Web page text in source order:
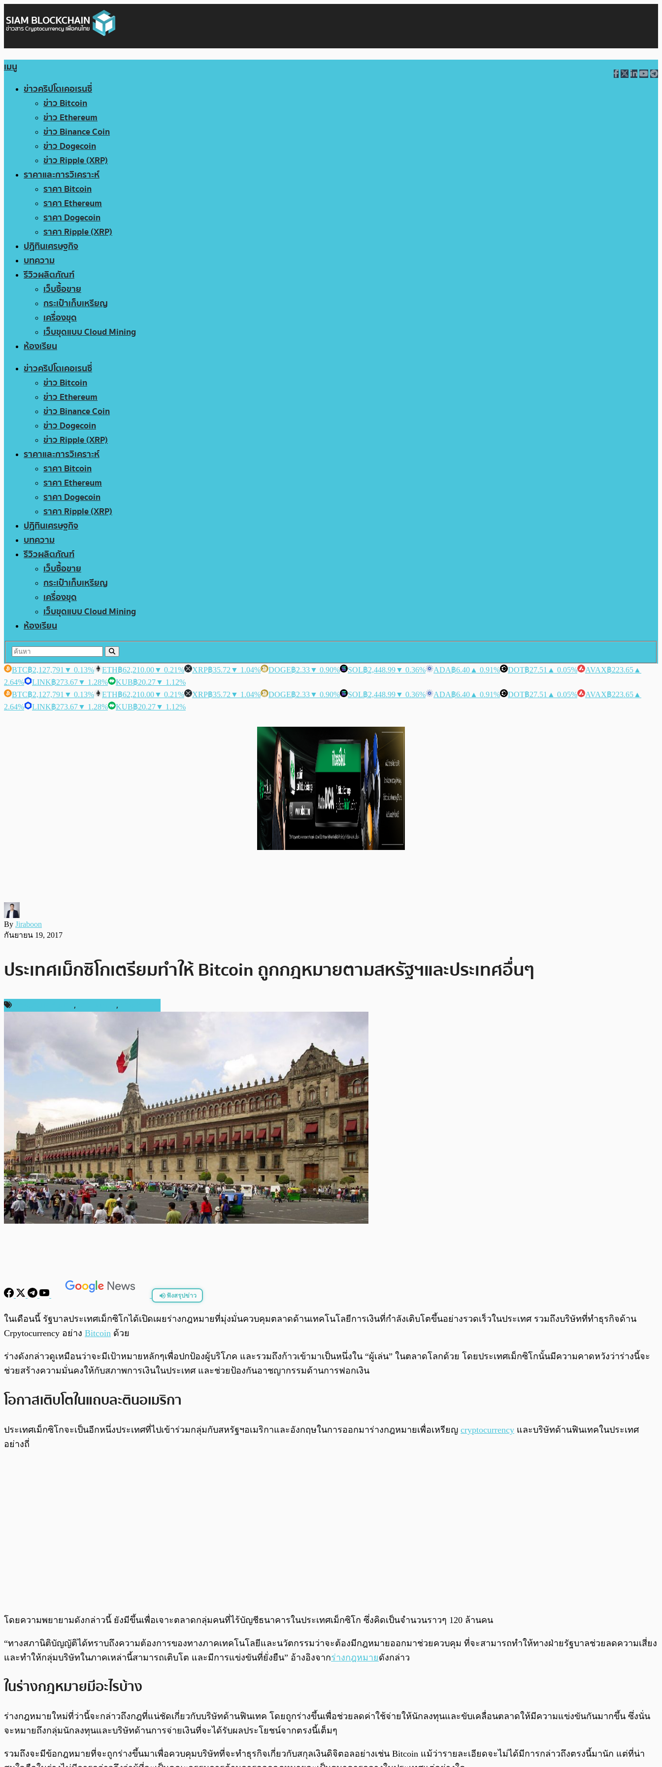
เมนู
ข่าวคริปโตเคอเรนซี่
ข่าว Bitcoin
ข่าว Ethereum
ข่าว Binance Coin
ข่าว Dogecoin
ข่าว Ripple (XRP)
ราคาและการวิเคราะห์
ราคา Bitcoin
ราคา Ethereum
ราคา Dogecoin
ราคา Ripple (XRP)
ปฏิทินเศรษฐกิจ
บทความ
รีวิวผลิตภัณฑ์
เว็บซื้อขาย
กระเป๋าเก็บเหรียญ
เครื่องขุด
เว็บขุดแบบ Cloud Mining
ห้องเรียน
ข่าวคริปโตเคอเรนซี่
ข่าว Bitcoin
ข่าว Ethereum
ข่าว Binance Coin
ข่าว Dogecoin
ข่าว Ripple (XRP)
ราคาและการวิเคราะห์
ราคา Bitcoin
ราคา Ethereum
ราคา Dogecoin
ราคา Ripple (XRP)
ปฏิทินเศรษฐกิจ
บทความ
รีวิวผลิตภัณฑ์
เว็บซื้อขาย
กระเป๋าเก็บเหรียญ
เครื่องขุด
เว็บขุดแบบ Cloud Mining
ห้องเรียน
BTC฿2,127,791 ▼ 0.13% ETH฿62,210.00▼ 0.21% XRP฿35.72 ▼ 1.04% DOGE฿2.33▼ 0.90% SOL฿2,448.99▼ 0.36% ADA฿6.40 ▲ 0.91% DOT฿27.51 ▲ 0.05% AVAX฿223.65 ▲
2.64%
LINK฿273.67▼ 1.28% KUB฿20.27▼ 1.12%
BTC฿2,127,791 ▼ 0.13% ETH฿62,210.00▼ 0.21% XRP฿35.72 ▼ 1.04% DOGE฿2.33▼ 0.90% SOL฿2,448.99▼ 0.36% ADA฿6.40 ▲ 0.91% DOT฿27.51 ▲ 0.05% AVAX฿223.65 ▲
2.64%
LINK฿273.67▼ 1.28% KUB฿20.27▼ 1.12%
By Jiraboon
กันยายน 19, 2017
ประเทศเม็กซิโกเตรียมทำให้ Bitcoin ถูกกฎหมายตามสหรัฐฯและประเทศอื่นๆ
, ,
ฟังสรุปข่าว
พร้อมเล่น 0:00 /0:00
ในเดือนนี้ รัฐบาลประเทศเม็กซิโกได้เปิดเผยร่างกฎหมายที่มุ่งมั่นควบคุมตลาดด้านเทคโนโลยีการเงินที่กำลังเติบโตขึ้นอย่างรวดเร็วในประเทศ​ รวมถึงบริษัทที่ทำธุรกิจด้าน
Crpytocurrency อย่าง Bitcoin ด้วย
ร่างดังกล่าวดูเหมือนว่าจะมีเป้าหมายหลักๆเพื่อปกป้องผู้บริโภค และรวมถึงก้าวเข้ามาเป็นหนึ่งใน “ผู้เล่น” ในตลาดโลกด้วย โดยประเทศเม็กซิโกนั้นมีความคาดหวังว่าร่างนี้จะ
ช่วยสร้างความมั่นคงให้กับสภาพการเงินในประเทศ และช่วยป้องกันอาชญากรรมด้านการฟอกเงิน
โอกาสเติบโตในแถบละตินอเมริกา
ประเทศเม็กซิโกจะเป็นอีกหนึ่งประเทศที่ไปเข้าร่วมกลุ่มกับสหรัฐฯอเมริกาและอังกฤษในการออกมาร่างกฎหมายเพื่อเหรียญ cryptocurrency และบริษัทด้านฟินเทคในประเทศ
อย่างถี่
โดยความพยายามดังกล่าวนี้ ยังมีขึ้นเพื่อเจาะตลาดกลุ่มคนที่ไร้บัญชีธนาคารในประเทศเม็กซิโก ซึ่งคิดเป็นจำนวนราวๆ 120 ล้านคน
“ทางสภานิติบัญญัติได้ทราบถึงความต้องการของทางภาคเทคโนโลยีและนวัตกรรมว่าจะต้องมีกฎหมายออกมาช่วยควบคุม ที่จะสามารถทำให้ทางฝ่ายรัฐบาลช่วยลดความเสี่ยง
และทำให้กลุ่มบริษัทในภาคเหล่านี้สามารถเติบโต และมีการแข่งขันที่ยั่งยืน” อ้างอิงจากร่างกฎหมายดังกล่าว
ในร่างกฎหมายมีอะไรบ้าง
ร่างกฎหมายใหม่ที่ว่านี้จะกล่าวถึงกฎที่แน่ชัดเกี่ยวกับบริษัทด้านฟินเทค โดยถูกร่างขึ้นเพื่อช่วยลดค่าใช้จ่ายให้นักลงทุนและขับเคลื่อนตลาดให้มีความแข่งขันกันมากขึ้น ซึ่งนั่น
จะหมายถึงกลุ่มนักลงทุนและบริษัทด้านการจ่ายเงินที่จะได้รับผลประโยชน์จากตรงนี้เต็มๆ
รวมถึงจะมีข้อกฎหมายที่จะถูกร่างขึ้นมาเพื่อควบคุมบริษัทที่จะทำธุรกิจเกี่ยวกับสกุลเงินดิจิตอลอย่างเช่น Bitcoin แม้ว่ารายละเอียดจะไม่ได้มีการกล่าวถึงตรงนี้มานัก แต่ที่น่า